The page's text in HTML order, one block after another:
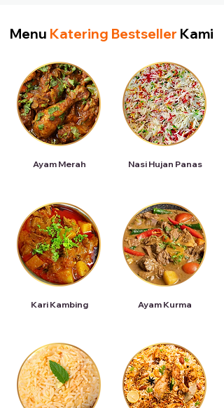
Menu Katering Bestseller Kami
Ayam Merah
Kari Kambing
Nasi Hujan Panas
Ayam Kurma